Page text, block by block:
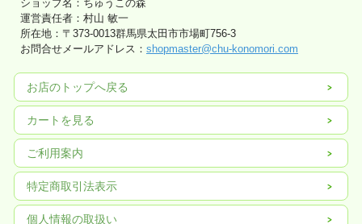
ショップ名：ちゅうこの森
運営責任者：村山 敏一
所在地：〒373-0013群馬県太田市市場町756-3
お問合せメールアドレス： shopmaster@chu-konomori.com
お店のトップへ戻る
カートを見る
ご利用案内
特定商取引法表示
個人情報の取扱い